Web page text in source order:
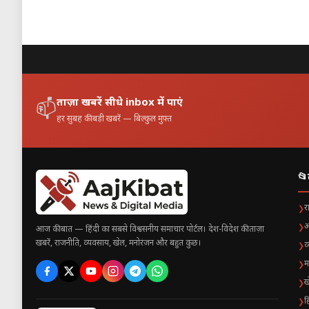
जर्मनी का
📫ताज़ा खबरें सीधे inbox में पाएं
हर सुबह की बड़ी खबरें — बिल्कुल मुफ़्त
आज की बात — हिंदी का सबसे विश्वसनीय समाचार पोर्टल। देश-विदेश की ताज़ा
खबरें, राजनीति, व्यवसाय, खेल, मनोरंजन और बहुत कुछ।
📂
❯
❯
❯
❯
❯
❯